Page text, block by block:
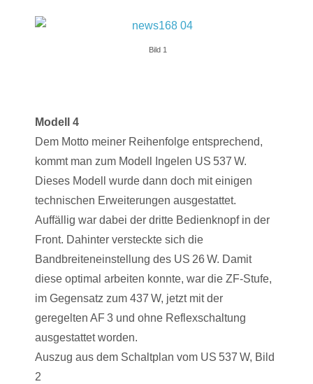
Bild 1
Modell 4
Dem Motto meiner Reihenfolge entsprechend,
kommt man zum Modell Ingelen US 537 W.
Dieses Modell wurde dann doch mit einigen
technischen Erweiterungen ausgestattet.
Auffällig war dabei der dritte Bedienknopf in der
Front. Dahinter versteckte sich die
Bandbreiteneinstellung des US 26 W. Damit
diese optimal arbeiten konnte, war die ZF-Stufe,
im Gegensatz zum 437 W, jetzt mit der
geregelten AF 3 und ohne Reflexschaltung
ausgestattet worden.
Auszug aus dem Schaltplan vom US 537 W, Bild
2